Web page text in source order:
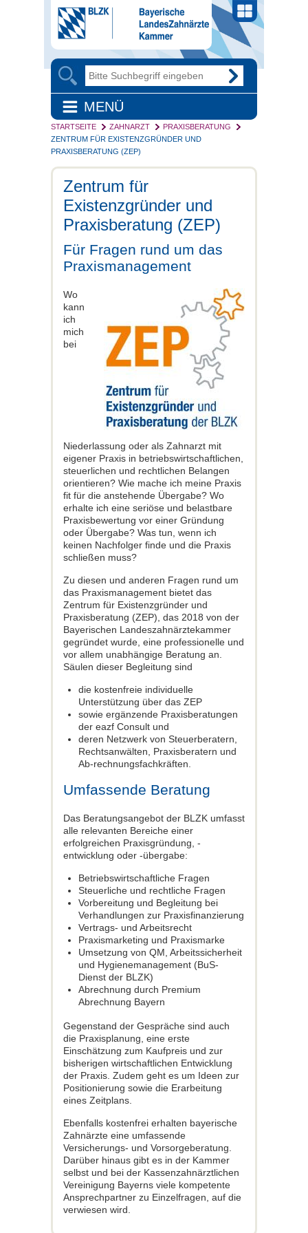
MENÜ
STARTSEITE ZAHNARZT
PRAXISBERATUNG
ZENTRUM FÜR EXISTENZGRÜNDER UND
PRAXISBERATUNG (ZEP)
Zentrum für
Existenzgründer und
Praxisberatung (ZEP)
Für Fragen rund um das
Praxismanagement
Wo
kann
ich
mich
bei
Niederlassung oder als Zahnarzt mit
eigener Praxis in betriebswirtschaftlichen,
steuerlichen und rechtlichen Belangen
orientieren? Wie mache ich meine Praxis
fit für die anstehende Übergabe? Wo
erhalte ich eine seriöse und belastbare
Praxisbewertung vor einer Gründung
oder Übergabe? Was tun, wenn ich
keinen Nachfolger finde und die Praxis
schließen muss?
Zu diesen und anderen Fragen rund um
das Praxismanagement bietet das
Zentrum für Existenzgründer und
Praxisberatung (ZEP), das 2018 von der
Bayerischen Landeszahnärztekammer
gegründet wurde, eine professionelle und
vor allem unabhängige Beratung an.
Säulen dieser Begleitung sind
die kostenfreie individuelle
Unterstützung über das ZEP
sowie ergänzende Praxisberatungen
der eazf Consult und
deren Netzwerk von Steuerberatern,
Rechtsanwälten, Praxisberatern und
Ab-rechnungsfachkräften.
Umfassende Beratung
Das Beratungsangebot der BLZK umfasst
alle relevanten Bereiche einer
erfolgreichen Praxisgründung, -
entwicklung oder -übergabe:
Betriebswirtschaftliche Fragen
Steuerliche und rechtliche Fragen
Vorbereitung und Begleitung bei
Verhandlungen zur Praxisfinanzierung
Vertrags- und Arbeitsrecht
Praxismarketing und Praxismarke
Umsetzung von QM, Arbeitssicherheit
und Hygienemanagement (BuS-
Dienst der BLZK)
Abrechnung durch Premium
Abrechnung Bayern
Gegenstand der Gespräche sind auch
die Praxisplanung, eine erste
Einschätzung zum Kaufpreis und zur
bisherigen wirtschaftlichen Entwicklung
der Praxis. Zudem geht es um Ideen zur
Positionierung sowie die Erarbeitung
eines Zeitplans.
Ebenfalls kostenfrei erhalten bayerische
Zahnärzte eine umfassende
Versicherungs- und Vorsorgeberatung.
Darüber hinaus gibt es in der Kammer
selbst und bei der Kassenzahnärztlichen
Vereinigung Bayerns viele kompetente
Ansprechpartner zu Einzelfragen, auf die
verwiesen wird.